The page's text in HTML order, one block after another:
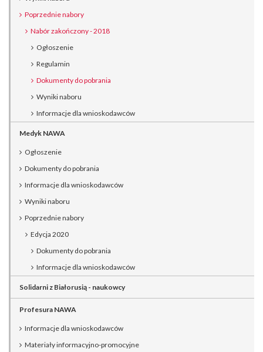
Poprzednie nabory
Nabór zakończony - 2018
Ogłoszenie
Regulamin
Dokumenty do pobrania
Wyniki naboru
Informacje dla wnioskodawców
Medyk NAWA
Ogłoszenie
Dokumenty do pobrania
Informacje dla wnioskodawców
Wyniki naboru
Poprzednie nabory
Edycja 2020
Dokumenty do pobrania
Informacje dla wnioskodawców
Solidarni z Białorusią - naukowcy
Profesura NAWA
Informacje dla wnioskodawców
Materiały informacyjno-promocyjne